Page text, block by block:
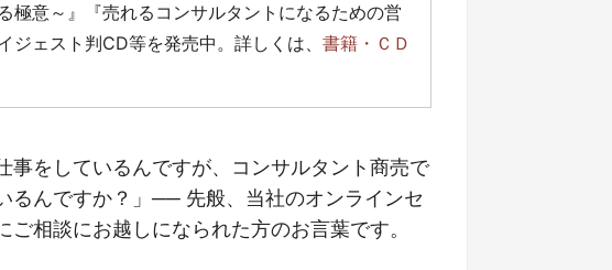
極意～』『売れるコンサルタントになるための営
ェスト判CD等を発売中。詳しくは、 書籍・ＣＤ
事をしているんですが、コンサルタント商売で
るんですか？」── 先般、当社のオンラインセ
相談にお越しになられた方のお言葉です。